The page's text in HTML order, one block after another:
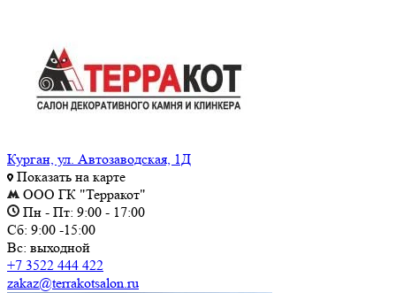
Курган, ул. Автозаводская, 1Д
Показать на карте
ООО ГК "Терракот"
Пн - Пт: 9:00 - 17:00
Сб: 9:00 -15:00
Вс: выходной
+7 3522 444 422
zakaz@terrakotsalon.ru